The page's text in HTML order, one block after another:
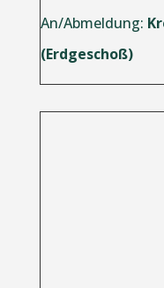
An/Abmeldung:
(Erdgeschoß)